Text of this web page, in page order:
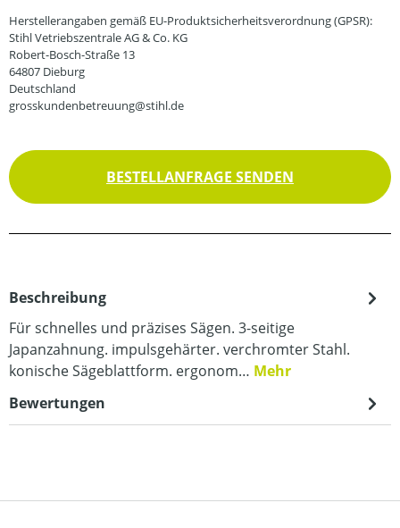
Herstellerangaben gemäß EU-Produktsicherheitsverordnung (GPSR):
Stihl Vetriebszentrale AG & Co. KG
Robert-Bosch-Straße 13
64807 Dieburg
Deutschland
grosskundenbetreuung@stihl.de
BESTELLANFRAGE SENDEN
Beschreibung
Für schnelles und präzises Sägen. 3-seitige
Japanzahnung. impulsgehärter. verchromter Stahl.
konische Sägeblattform. ergonom… Mehr
Bewertungen